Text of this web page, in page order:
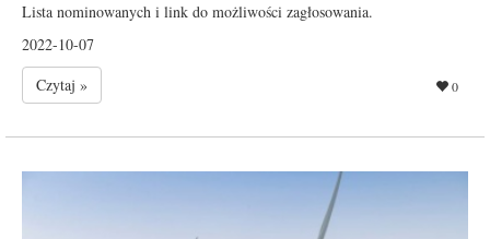
Lista nominowanych i link do możliwości zagłosowania.
2022-10-07
Czytaj »
0